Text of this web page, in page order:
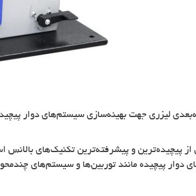
لیزری جهت بهینه‌سازی سیستم‌های دوار
از پیچیده‌ترین و پیشرفته‌ترین تکنیک‌های
دوار پیچیده مانند توربین‌ها و سیستم‌های